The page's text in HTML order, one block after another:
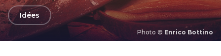
Photo © Enrico Bottino
arrow_backIdées